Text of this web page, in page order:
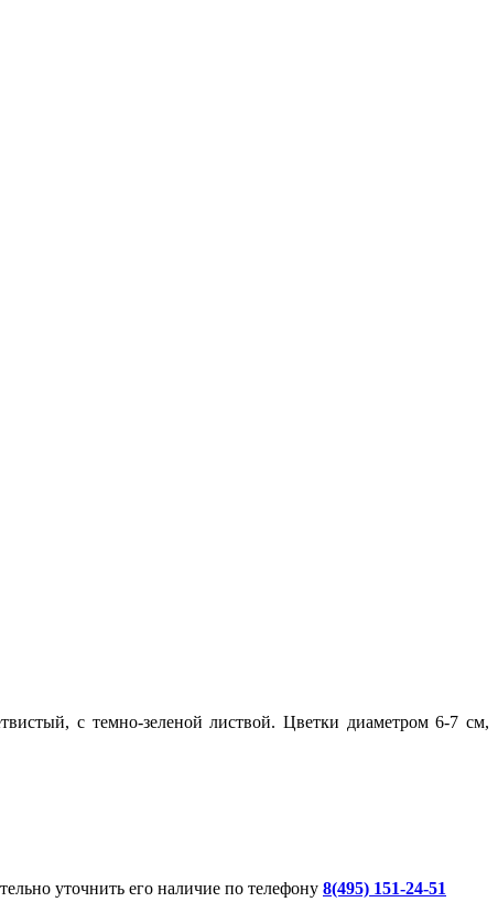
с темно-зеленой листвой. Цветки диаметром 6-7 см,
уточнить его наличие по телефону 8(495) 151-24-51